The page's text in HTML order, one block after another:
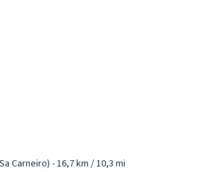
Carneiro) - 16,7 km / 10,3 mi